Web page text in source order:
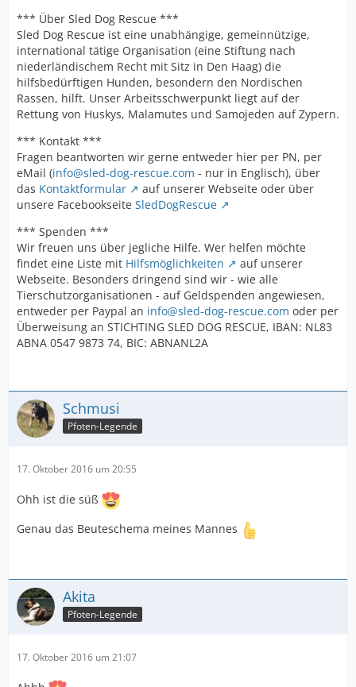
*** Über Sled Dog Rescue ***
Sled Dog Rescue ist eine unabhängige, gemeinnützige,
international tätige Organisation (eine Stiftung nach
niederländischem Recht mit Sitz in Den Haag) die
hilfsbedürftigen Hunden, besondern den Nordischen
Rassen, hilft. Unser Arbeitsschwerpunkt liegt auf der
Rettung von Huskys, Malamutes und Samojeden auf Zypern.
*** Kontakt ***
Fragen beantworten wir gerne entweder hier per PN, per
eMail (info@sled-dog-rescue.com - nur in Englisch), über
das Kontaktformular
auf unserer Webseite oder über
unsere Facebookseite SledDogRescue
*** Spenden ***
Wir freuen uns über jegliche Hilfe. Wer helfen möchte
findet eine Liste mit Hilfsmöglichkeiten
auf unserer
Webseite. Besonders dringend sind wir - wie alle
Tierschutzorganisationen - auf Geldspenden angewiesen,
entweder per Paypal an info@sled-dog-rescue.com oder per
Überweisung an STICHTING SLED DOG RESCUE, IBAN: NL83
ABNA 0547 9873 74, BIC: ABNANL2A
Schmusi
Pfoten-Legende
17. Oktober 2016 um 20:55
Ohh ist die süß
Genau das Beuteschema meines Mannes
Akita
Pfoten-Legende
17. Oktober 2016 um 21:07